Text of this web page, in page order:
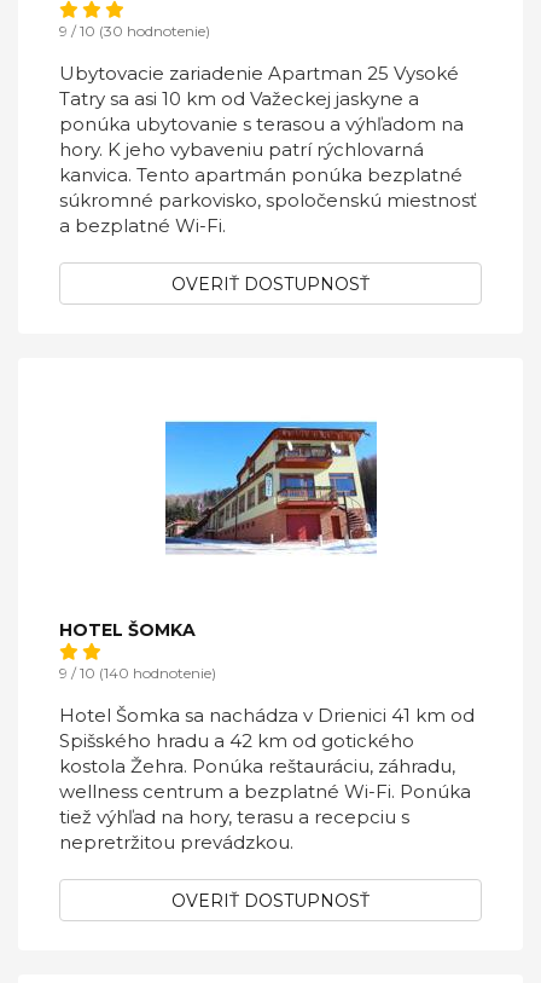
9 / 10 (30 hodnotenie)
Ubytovacie zariadenie Apartman 25 Vysoké
Tatry sa asi 10 km od Važeckej jaskyne a
ponúka ubytovanie s terasou a výhľadom na
hory. K jeho vybaveniu patrí rýchlovarná
kanvica. Tento apartmán ponúka bezplatné
súkromné parkovisko, spoločenskú miestnosť
a bezplatné Wi-Fi.
OVERIŤ DOSTUPNOSŤ
HOTEL ŠOMKA
9 / 10 (140 hodnotenie)
Hotel Šomka sa nachádza v Drienici 41 km od
Spišského hradu a 42 km od gotického
kostola Žehra. Ponúka reštauráciu, záhradu,
wellness centrum a bezplatné Wi-Fi. Ponúka
tiež výhľad na hory, terasu a recepciu s
nepretržitou prevádzkou.
OVERIŤ DOSTUPNOSŤ